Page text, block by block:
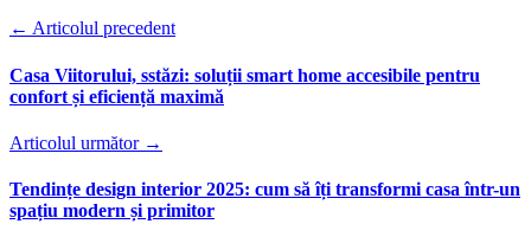
← Articolul precedent
Casa Viitorului, sstăzi: soluții smart home accesibile pentru
confort și eficiență maximă
Articolul următor →
Tendințe design interior 2025: cum să îți transformi casa într-un
spațiu modern și primitor